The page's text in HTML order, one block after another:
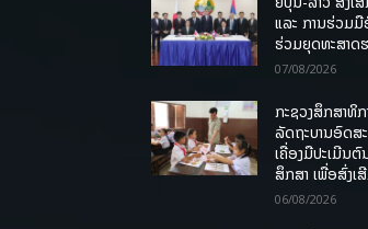
ແລະ ການຮ່ວມມື
ຮ່ວມຍຸດທະສາດ
07/08/2026
ກະຊວງສຶກສາທິ
ລັດຖະບານອົດສ
ເຄື່ອງມືປະເມີນ
ສຶກສາ ເພື່ອສົ່ງເ
06/08/2026